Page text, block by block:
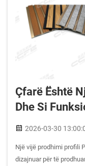
Çfarë Është
Dhe Si
2026-03-30
Një vijë prodhimi profili
dizajnuar për të